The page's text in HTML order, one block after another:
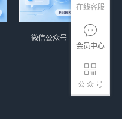
在线客服
会员中心
公 众 号
微信公众号